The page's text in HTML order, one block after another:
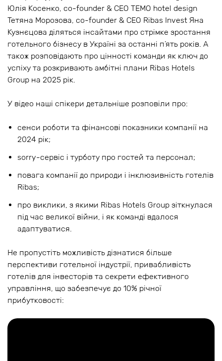
Юлія Косенко, co-founder & CEO TEMO hotel design
Тетяна Морозова, co-founder & CEO Ribas Invest Яна
Кузнєцова діляться інсайтами про стрімке зростання
готельного бізнесу в Україні за останні п’ять років. А
також розповідають про цінності команди як ключ до
успіху та розкривають амбітні плани Ribas Hotels
Group на 2025 рік.
У відео наші спікери детальніше розповіли про:
сенси роботи та фінансові показники компанії на
2024 рік;
sorry-сервіс і турботу про гостей та персонал;
повага компанії до природи і інклюзивність готелів
Ribas;
про виклики, з якими Ribas Hotels Group зіткнулася
під час великої війни, і як команді вдалося
адаптуватися.
Не пропустіть можливість дізнатися більше
перспективи готельної індустрії, привабливість
готелів для інвесторів та секрети ефективного
управління, що забезпечує до 10% річної
прибутковості: